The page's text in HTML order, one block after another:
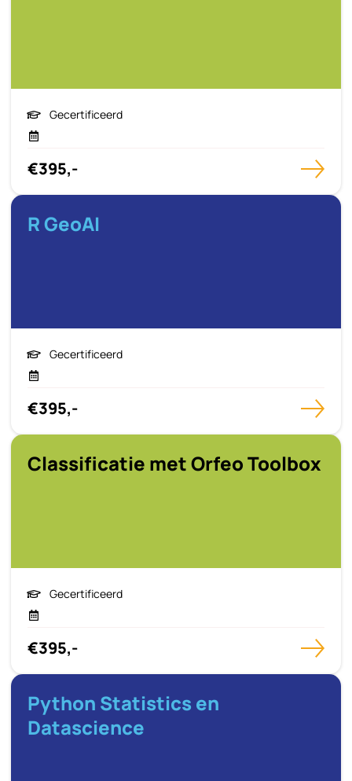
Gecertificeerd
€395,-
R GeoAI
Gecertificeerd
€395,-
Classificatie met Orfeo Toolbox
Gecertificeerd
€395,-
Python Statistics en
Datascience